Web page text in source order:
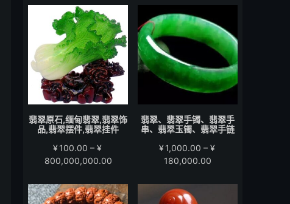
范
¥200.00
至
¥15,000.00
范
至
¥58,000.00
翡翠原石,缅甸翡翠,翡翠饰
品,翡翠摆件,翡翠挂件
¥100.00 – ¥
800,000,000.00价
范
围：
翡翠、翡翠手镯、翡翠手
串、翡翠玉镯、翡翠手链
¥1,000.00 – ¥
180,000.00
范